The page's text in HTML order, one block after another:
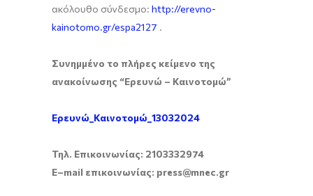
ακόλουθο σύνδεσμο: http://erevno-
kainotomo.gr/espa2127 .
Συνημμένο το πλήρες κείμενο της
ανακοίνωσης “Ερευνώ – Καινοτομώ”
Ερευνώ_Καινοτομώ_13032024
Τηλ. Επικοινωνίας: 2103332974
E–mail επικοινωνίας: press@mnec.gr